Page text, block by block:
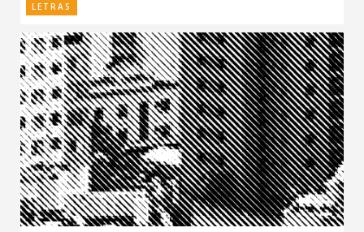
LETRAS